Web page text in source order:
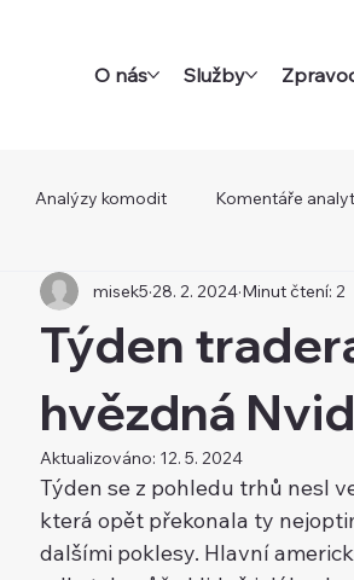
O nás Služby
Analýzy komodit Komentáře
Týden
hvězdná
misek5 28. 2. 2024 Minut čtení: 2
Aktualizováno: 12. 5. 2024
Týden se z pohledu trhů nesl
která opět překonala ty
dalšími poklesy. Hlavní